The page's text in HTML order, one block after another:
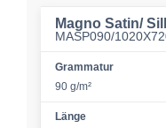
Magno Satin/
MASP090/
Grammatur
90 g/m²
Länge